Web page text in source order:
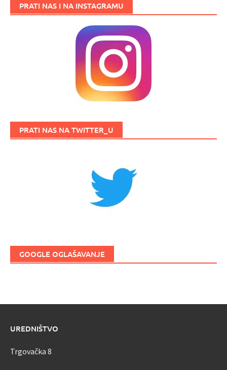
PRATI NAS I NA INSTAGRAMU
PRATI NAS NA TWITTER_U
GOOGLE OGLAŠAVANJE
UREDNIŠTVO
Trgovačka 8